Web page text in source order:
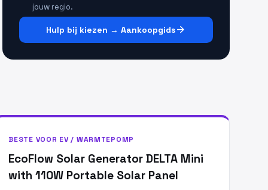
jouw regio.
Hulp bij kiezen → Aankoopgidsarrow_forward
BESTE VOOR EV / WARMTEPOMP
EcoFlow Solar Generator DELTA Mini
with 110W Portable Solar Panel